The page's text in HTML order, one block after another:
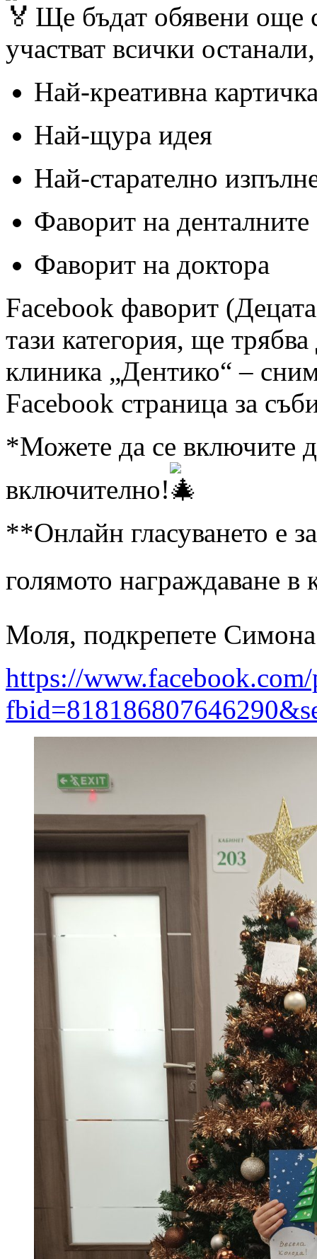
Ще бъдат обявени още
участват всички
Най-креативна
Най-щура идея
Най-старателно
Фаворит на денталните
Фаворит на доктора
Facebook фаворит
тази категория, ще
клиника „Дентико“ –
Facebook страница за
*Можете да се включите
включително!
**Онлайн гласуването е
голямото награждаване в
Моля, подкрепете Симона
https://